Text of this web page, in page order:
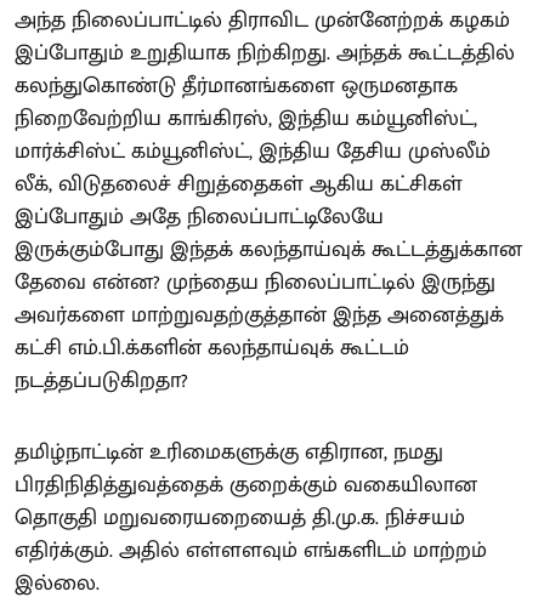
அந்த நிலைப்பாட்டில் திராவிட முன்னேற்றக் கழகம்
இப்போதும் உறுதியாக நிற்கிறது. அந்தக் கூட்டத்தில்
கலந்துகொண்டு தீர்மானங்களை ஒருமனதாக
நிறைவேற்றிய காங்கிரஸ், இந்திய கம்யூனிஸ்ட்,
மார்க்சிஸ்ட் கம்யூனிஸ்ட், இந்திய தேசிய முஸ்லீம்
லீக், விடுதலைச் சிறுத்தைகள் ஆகிய கட்சிகள்
இப்போதும் அதே நிலைப்பாட்டிலேயே
இருக்கும்போது இந்தக் கலந்தாய்வுக் கூட்டத்துக்கான
தேவை என்ன? முந்தைய நிலைப்பாட்டில் இருந்து
அவர்களை மாற்றுவதற்குத்தான் இந்த அனைத்துக்
கட்சி எம்.பி.க்களின் கலந்தாய்வுக் கூட்டம்
நடத்தப்படுகிறதா?
தமிழ்நாட்டின் உரிமைகளுக்கு எதிரான, நமது
பிரதிநிதித்துவத்தைக் குறைக்கும் வகையிலான
தொகுதி மறுவரையறையைத் தி.மு.க. நிச்சயம்
எதிர்க்கும். அதில் எள்ளளவும் எங்களிடம் மாற்றம்
இல்லை.